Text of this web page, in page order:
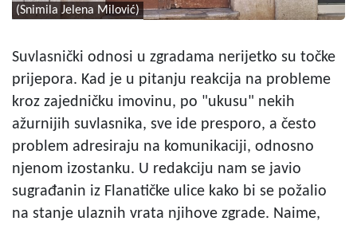
(Snimila Jelena Milović)
Suvlasnički odnosi u zgradama nerijetko su točke
prijepora. Kad je u pitanju reakcija na probleme
kroz zajedničku imovinu, po "ukusu" nekih
ažurnijih suvlasnika, sve ide presporo, a često
problem adresiraju na komunikaciji, odnosno
njenom izostanku. U redakciju nam se javio
sugrađanin iz Flanatičke ulice kako bi se požalio
na stanje ulaznih vrata njihove zgrade. Naime,